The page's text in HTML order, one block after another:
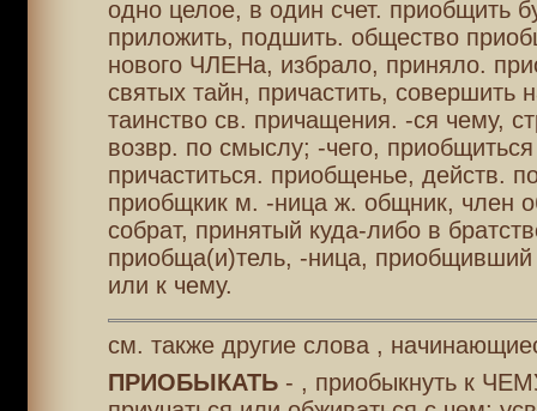
одно целое, в один счет. приобщить
приложить, подшить. общество
нового ЧЛЕНа, избрало, приняло.
святых тайн, причастить, совершить
таинство св. причащения. -ся чему,
возвр. по смыслу; -чего,
причаститься. приобщенье, действ. по
приобщкик м. -ница ж. общник, член
собрат, принятый куда-либо в
приобща(и)тель, -ница, приобщивший
или к чему.
см. также другие слова ,
ПРИОБЫКАТЬ- , приобыкнуть к